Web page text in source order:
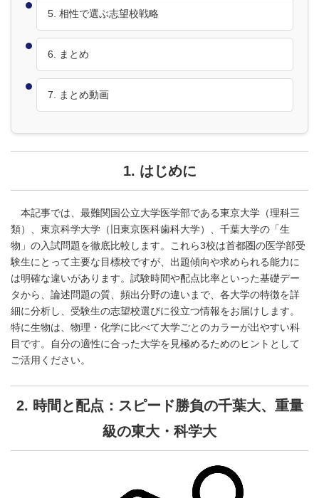
5. 相性で選ぶ志望校戦略
6. まとめ
7. まとめ動画
1. はじめに
本記事では、最難関国公立大学医学部である東京大学（理科三
類）、東京科学大学（旧東京医科歯科大学）、千葉大学の「生
物」の入試問題を徹底比較します。これら3校は首都圏の医学部受
験生にとって主要な目標校ですが、出題傾向や求められる能力に
は明確な違いがあります。試験時間や配点比率といった基礎デー
タから、論述問題の質、頻出分野の違いまで、各大学の特徴を詳
細に分析し、受験生の志望校選びに役立つ情報をお届けします。
特に生物は、物理・化学に比べて大学ごとのカラーが出やすい科
目です。自分の適性に合った大学を見極めるためのヒントとして
ご活用ください。
2. 時間と配点：スピード勝負の千葉大、重量
級の東大・科学大